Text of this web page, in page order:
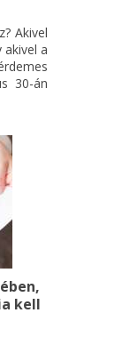
Akivel
a
30-án
kell